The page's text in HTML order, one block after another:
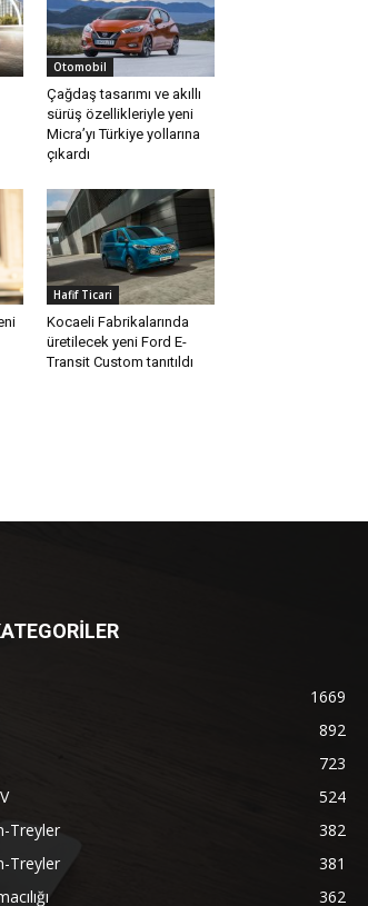
Otomobil
Çağdaş tasarımı ve akıllı
sürüş özellikleriyle yeni
Micra’yı Türkiye yollarına
çıkardı
Hafif Ticari
Kocaeli Fabrikalarında
üretilecek yeni Ford E-
Transit Custom tanıtıldı
1669
892
723
524
Treyler
382
Treyler
381
362